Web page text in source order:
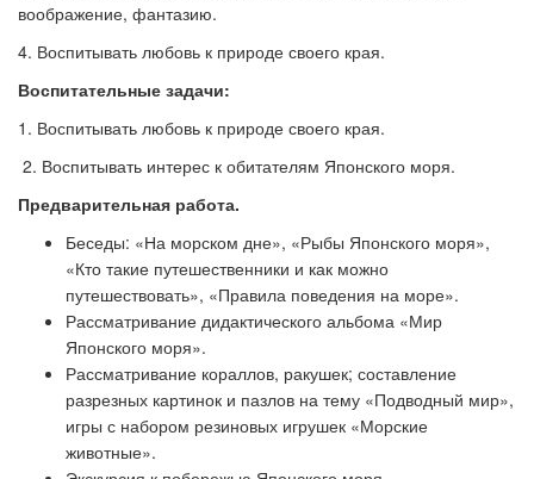
воображение, фантазию.
4. Воспитывать любовь к природе своего края.
Воспитательные задачи:
1. Воспитывать любовь к природе своего края.
2. Воспитывать интерес к обитателям Японского моря.
Предварительная работа.
Беседы: «На морском дне», «Рыбы Японского моря»,
«Кто такие путешественники и как можно
путешествовать», «Правила поведения на море».
Рассматривание дидактического альбома «Мир
Японского моря».
Рассматривание кораллов, ракушек; составление
разрезных картинок и пазлов на тему «Подводный мир»,
игры с набором резиновых игрушек «Морские
животные».